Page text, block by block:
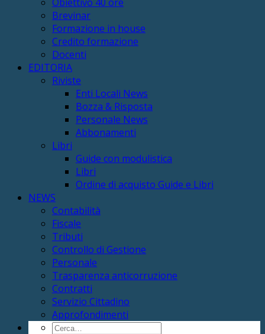
Brevinar
Formazione in house
Credito formazione
Docenti
EDITORIA
Riviste
Enti Locali News
Bozza & Risposta
Personale News
Abbonamenti
Libri
Guide con modulistica
Libri
Ordine di acquisto Guide e Libri
NEWS
Contabilità
Fiscale
Tributi
Controllo di Gestione
Personale
Trasparenza anticorruzione
Contratti
Servizio Cittadino
Approfondimenti
Cerca: